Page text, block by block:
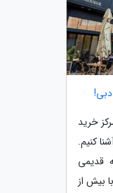
دبی!
خرید
شد، آشنا کنیم.
قدیمی
بیش از